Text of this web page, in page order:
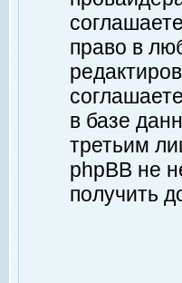
право в
в базе
третьим
phpBB не
получить